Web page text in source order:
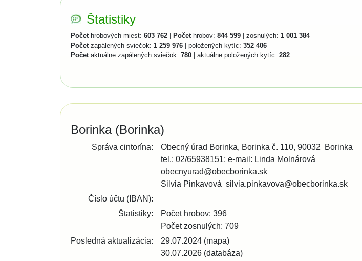
Štatistiky
Počethrobových miest: 603 762 Počethrobov: 844 599 | zosnulých: 1 001 384
Početzapálených sviečok: 1 259 976 | položených kytíc: 352 406
Početaktuálne zapálených sviečok: 780 | aktuálne položených kytíc: 282
Borinka (Borinka)
Správa cintorína: Obecný úrad Borinka Borinka č. 110 90032
Borinka
tel.: 02/65938151 e-mail: Linda Molnárová
obecnyurad@obecborinka.sk
Silvia Pinkavová silvia.pinkavova@obecborinka.sk
Číslo účtu (IBAN):
Štatistiky:
Počet hrobov: 396
Počet zosnulých: 709
Posledná aktualizácia:
29.07.2024 (mapa)
30.07.2026 (databáza)